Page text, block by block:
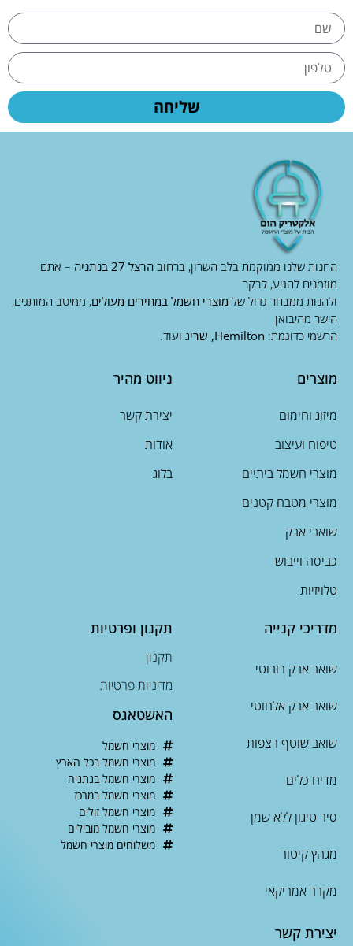
שליחה
החנות שלנו ממוקמת בלב השרון, ברחוב הרצל 27 בנתניה
– אתם
מוזמנים להגיע, לבקר
ולהנות ממבחר גדול של מוצרי חשמל במחירים מעולים, ממיטב המותגים,
הישר מהיבואן
הרשמי כדוגמת: Hemilton, שריג ועוד.
מוצרים
מיזוג וחימום
טיפוח ועיצוב
מוצרי חשמל ביתיים
מוצרי מטבח קטנים
שואבי אבק
כביסה וייבוש
טלויזיות
ניווט מהיר
יצירת קשר
אודות
בלוג
מדריכי קנייה
שואב אבק רובוטי
שואב אבק אלחוטי
שואב שוטף רצפות
מדיח כלים
סיר טיגון ללא שמן
מגהץ קיטור
מקרר אמריקאי
תקנון ופרטיות
תקנון
מדיניות פרטיות
האשטאגס
מוצרי חשמל
מוצרי חשמל בכל הארץ
מוצרי חשמל בנתניה
מוצרי חשמל במרכז
מוצרי חשמל זולים
מוצרי חשמל מובילים
משלוחים מוצרי חשמל
יצירת קשר